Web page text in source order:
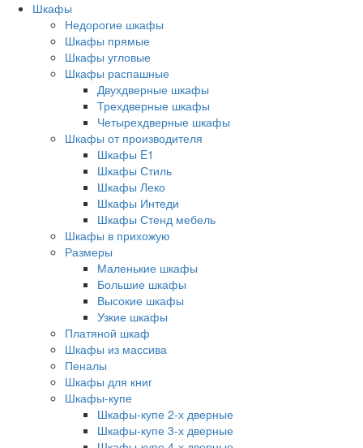
Шкафы
Недорогие шкафы
Шкафы прямые
Шкафы угловые
Шкафы распашные
Двухдверные шкафы
Трехдверные шкафы
Четырехдверные шкафы
Шкафы от производителя
Шкафы E1
Шкафы Стиль
Шкафы Леко
Шкафы Интеди
Шкафы Стенд мебель
Шкафы в прихожую
Размеры
Маленькие шкафы
Большие шкафы
Высокие шкафы
Узкие шкафы
Платяной шкаф
Шкафы из массива
Пеналы
Шкафы для книг
Шкафы-купе
Шкафы-купе 2-х дверные
Шкафы-купе 3-х дверные